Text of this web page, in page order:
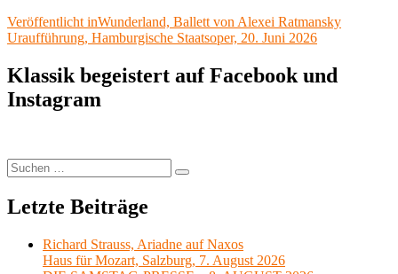
Beitragsnavigation
Veröffentlicht inWunderland, Ballett von Alexei Ratmansky
Uraufführung, Hamburgische Staatsoper, 20. Juni 2026
Klassik begeistert auf Facebook und
Instagram
Suchen
nach:
Suchen
Letzte Beiträge
Richard Strauss, Ariadne auf Naxos
Haus für Mozart, Salzburg, 7. August 2026